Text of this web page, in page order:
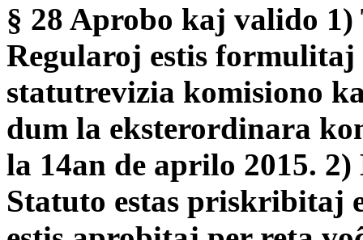
§ 28 Aprobo kaj valido
Regularoj estis
statutrevizia komisiono
dum la eksterordinara
la 14an de aprilo 2015.
Statuto estas priskribitaj